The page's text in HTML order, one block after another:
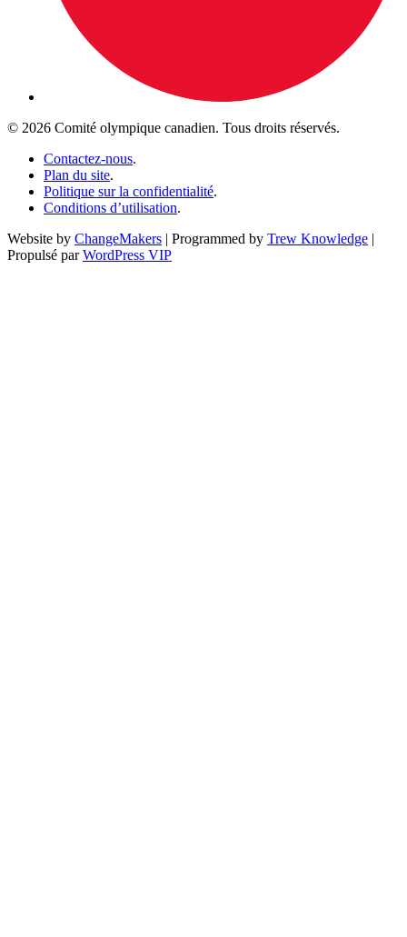
© 2026 Comité olympique canadien. Tous droits réservés.
Contactez-nous.
Plan du site.
Politique sur la confidentialité.
Conditions d’utilisation.
Website by ChangeMakers | Programmed by Trew Knowledge |
Propulsé parWordPress VIP